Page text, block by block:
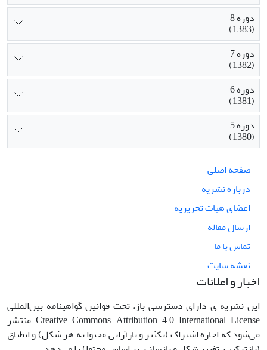
دوره 8
(1383)
دوره 7
(1382)
دوره 6
(1381)
دوره 5
(1380)
صفحه اصلی
درباره نشریه
اعضای هیات تحریریه
ارسال مقاله
تماس با ما
نقشه سایت
اخبار و اعلانات
این نشریه ی دارای دسترسی باز، تحت قوانین گواهینامه بین‌المللی
Creative Commons Attribution 4.0 International License منتشر
می‌شود که اجازه اشتراک (تکثیر و بازآرایی محتوا به هر شکل) و انطباق